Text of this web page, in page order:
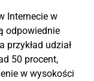
Internecie w
odpowiednie
udział
50 procent,
w wysokości